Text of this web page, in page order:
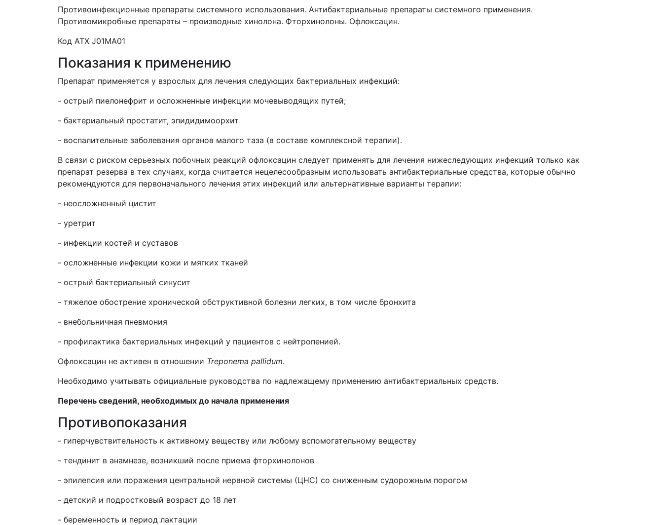
Противоинфекционные препараты системного использования. Антибактериальные препараты системного применения.
Противомикробные препараты – производные хинолона. Фторхинолоны. Офлоксацин.
Код ATX J01MA01
Показания к применению
Препарат применяется у взрослых для лечения следующих бактериальных инфекций:
- острый пиелонефрит и осложненные инфекции мочевыводящих путей;
- бактериальный простатит, эпидидимоорхит
- воспалительные заболевания органов малого таза (в составе комплексной терапии).
В связи с риском серьезных побочных реакций офлоксацин следует применять для лечения нижеследующих инфекций только как
препарат резерва в тех случаях, когда считается нецелесообразным использовать антибактериальные средства, которые обычно
рекомендуются для первоначального лечения этих инфекций или альтернативные варианты терапии:
- неосложненный цистит
- уретрит
- инфекции костей и суставов
- осложненные инфекции кожи и мягких тканей
- острый бактериальный синусит
- тяжелое обострение хронической обструктивной болезни легких, в том числе бронхита
- внебольничная пневмония
- профилактика бактериальных инфекций у пациентов с нейтропенией.
Офлоксацин не активен в отношении Treponema pallidum.
Необходимо учитывать официальные руководства по надлежащему применению антибактериальных средств.
Перечень сведений, необходимых до начала применения
Противопоказания
- гиперчувствительность к активному веществу или любому вспомогательному веществу
- тендинит в анамнезе, возникший после приема фторхинолонов
- эпилепсия или поражения центральной нервной системы (ЦНС) со сниженным судорожным порогом
- детский и подростковый возраст до 18 лет
- беременность и период лактации